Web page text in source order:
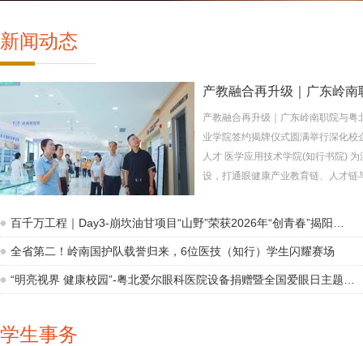
新闻动态
产教融合再升级｜广东岭南
科共…
产教融合再升级｜广东岭南职院与粤
业学院签约揭牌仪式圆满举行深化校
人才 医学应用技术学院(知行书院)
设，打通眼健康产业教育链、人才链
百千万工程｜Day3-崩坎油甘项目“山野”荣获2026年“创青春”揭阳…
全省第二！岭南国护队载誉归来，6位医技（知行）学生闪耀赛场
“明亮视界 健康校园”-粤北爱尔眼科医院设备捐赠暨全国爱眼日主题…
学生事务